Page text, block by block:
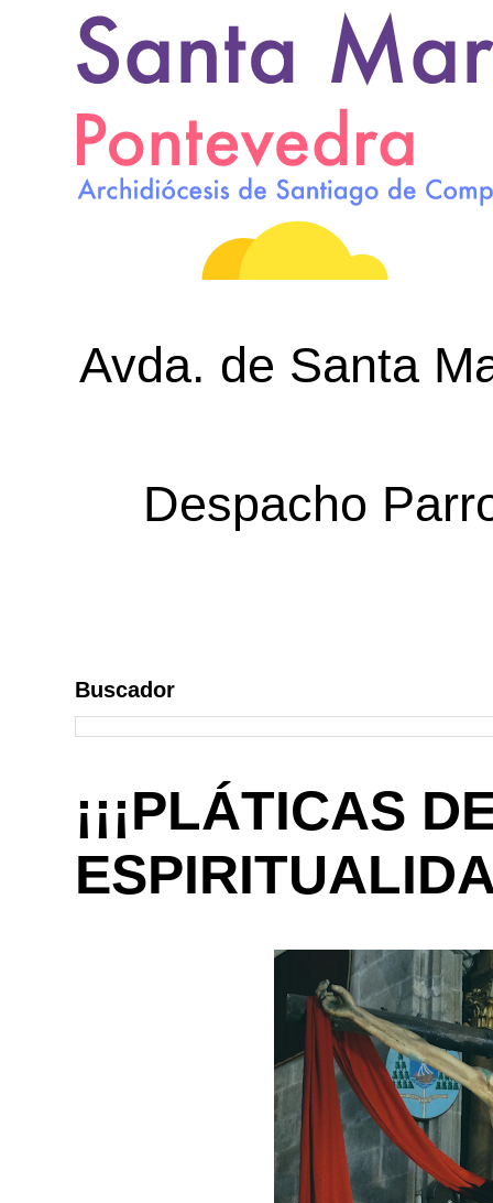
Avda. de Santa
Despacho
Buscador
¡¡¡PLÁTICAS